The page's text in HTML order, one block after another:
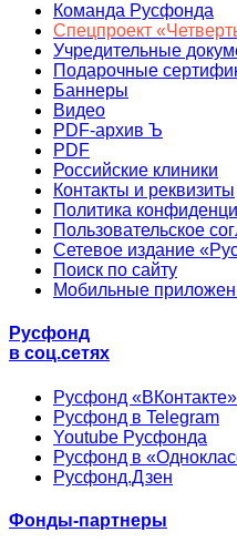
Команда Русфонда
Спецпроект
Учредительные
Подарочные
Баннеры
Видео
PDF-архив Ъ
PDF
Российские клиники
Контакты и реквизиты
Политика
Пользовательское
Сетевое издание
Поиск по сайту
Мобильные
Русфонд
в соц.сетях
Русфонд «ВКонтакте»
Русфонд в Telegram
Youtube Русфонда
Русфонд в
Русфонд.Дзен
Фонды-партнеры